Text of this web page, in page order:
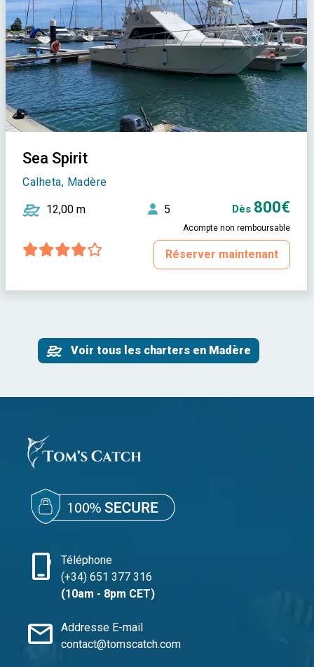
Sea Spirit
Calheta, Madère
12,00 m 5 Dès 800€
Acompte non remboursable
Réserver maintenant
Voir tous les charters en Madère
phone_iphone
Téléphone
(+34) 651 377 316
(10am - 8pm CET)
mail
Addresse E-mail
contact@tomscatch.com